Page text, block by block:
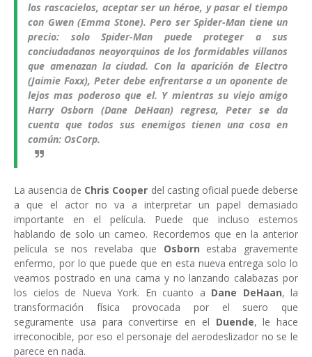
los rascacielos, aceptar ser un héroe, y pasar el tiempo
con Gwen (Emma Stone). Pero ser Spider-Man tiene un
precio: solo Spider-Man puede proteger a sus
conciudadanos neoyorquinos de los formidables villanos
que amenazan la ciudad. Con la aparición de Electro
(Jaimie Foxx), Peter debe enfrentarse a un oponente de
lejos mas poderoso que el. Y mientras su viejo amigo
Harry Osborn (Dane DeHaan) regresa, Peter se da
cuenta que todos sus enemigos tienen una cosa en
común: OsCorp.
La ausencia de Chris Cooper del casting oficial puede deberse
a que el actor no va a interpretar un papel demasiado
importante en el película. Puede que incluso estemos
hablando de solo un cameo. Recordemos que en la anterior
película se nos revelaba que Osborn estaba gravemente
enfermo, por lo que puede que en esta nueva entrega solo lo
veamos postrado en una cama y no lanzando calabazas por
los cielos de Nueva York. En cuanto a Dane DeHaan, la
transformación física provocada por el suero que
seguramente usa para convertirse en el Duende, le hace
irreconocible, por eso el personaje del aerodeslizador no se le
parece en nada.